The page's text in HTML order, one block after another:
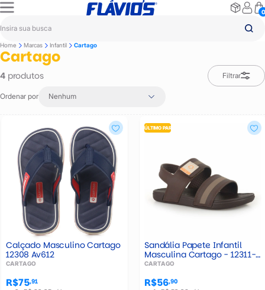
0
Home Marcas Infantil Cartago
Cartago
4produtos Filtrar
Ordenar por Nenhum
Calçado Masculino Cartago
12308 Av612
CARTAGO
R$75,91
ÚLTIMO PAR
Sandália Papete Infantil
Masculina Cartago - 12311-
av787
CARTAGO
R$56,90